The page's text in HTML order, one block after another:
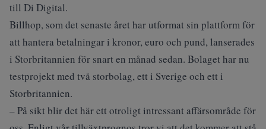
till Di Digital.
Billhop, som det senaste året har utformat sin plattform för
att hantera betalningar i kronor, euro och pund, lanserades
i Storbritannien för snart en månad sedan. Bolaget har nu
testprojekt med två storbolag, ett i Sverige och ett i
Storbritannien.
– På sikt blir det här ett otroligt intressant affärsområde för